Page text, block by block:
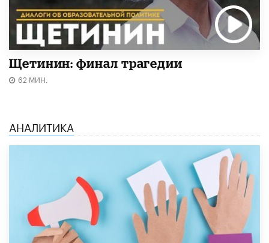
Щетинин: финал трагедии
62 МИН.
АНАЛИТИКА